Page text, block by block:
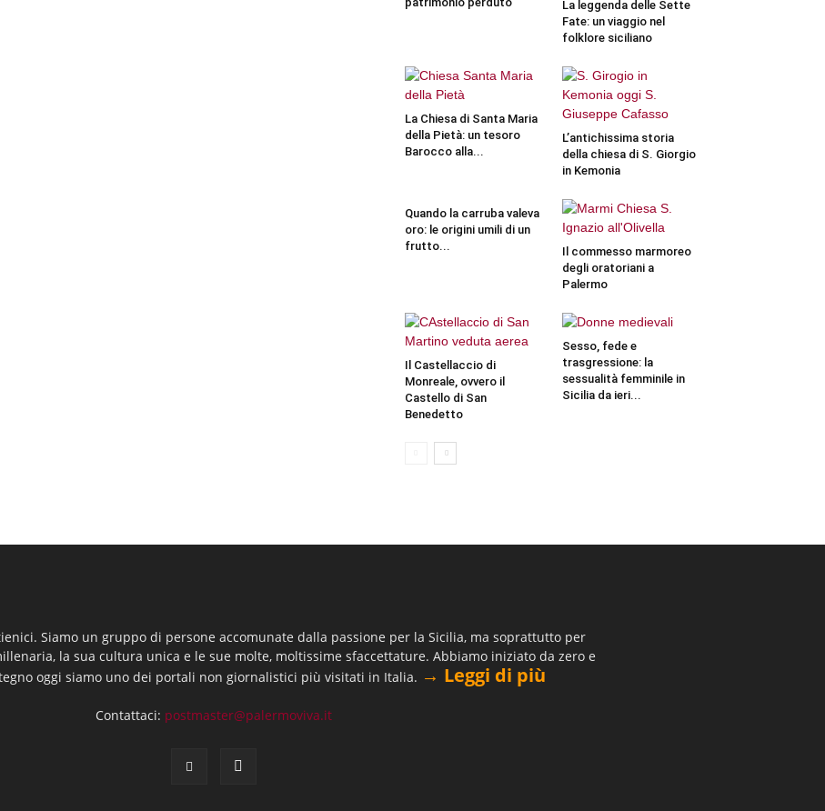
La leggenda delle Sette
Fate: un viaggio nel
folklore siciliano
La Chiesa di Santa Maria
della Pietà: un tesoro
Barocco alla...
L’antichissima storia
della chiesa di S. Giorgio
in Kemonia
Quando la carruba valeva
oro: le origini umili di un
frutto...
Il commesso marmoreo
degli oratoriani a
Palermo
Il Castellaccio di
Monreale, ovvero il
Castello di San
Benedetto
Sesso, fede e
trasgressione: la
sessualità femminile in
Sicilia da ieri...
Siamo un gruppo di persone accomunate dalla passione per la Sicilia, ma soprattutto per
la sua cultura unica e le sue molte, moltissime sfaccettature. Abbiamo iniziato da zero e
oggi siamo uno dei portali non giornalistici più visitati in Italia. → Leggi di più
Contattaci: postmaster@palermoviva.it